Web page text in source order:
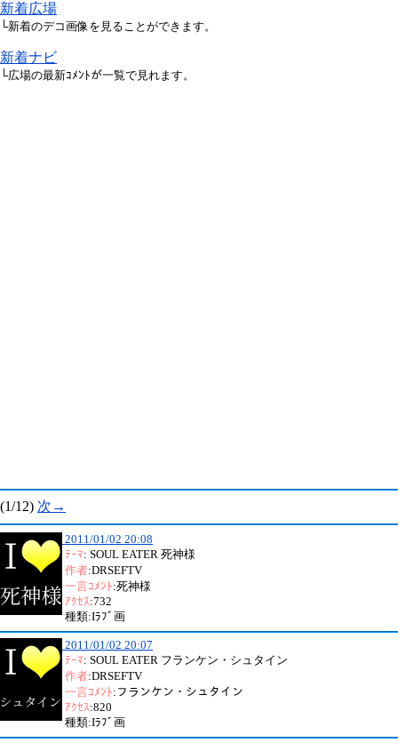
新着広場
└新着のデコ画像を見ることができます。
新着ナビ
└広場の最新ｺﾒﾝﾄが一覧で見れます。
(1/12) 次→
2011/01/02 20:08
ﾃｰﾏ: SOUL EATER 死神様
作者:DRSEFTV
一言ｺﾒﾝﾄ:死神様
ｱｸｾｽ:732
種類:Iﾗﾌﾞ画
2011/01/02 20:07
ﾃｰﾏ: SOUL EATER フランケン・シュタイン
作者:DRSEFTV
一言ｺﾒﾝﾄ:フランケン・シュタイン
ｱｸｾｽ:820
種類:Iﾗﾌﾞ画